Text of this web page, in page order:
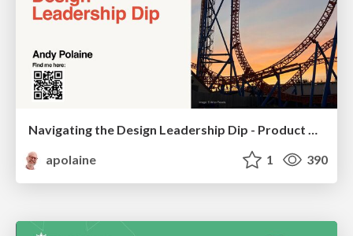
Navigating the Design Leadership Dip - Product Design Week Design Leaders+ Conference 2024
apolaine
1 390